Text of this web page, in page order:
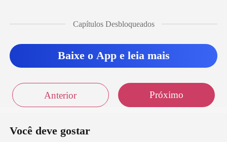
Capítulos Desbloqueados
Baixe o App e leia mais
Anterior Próximo
Você deve gostar